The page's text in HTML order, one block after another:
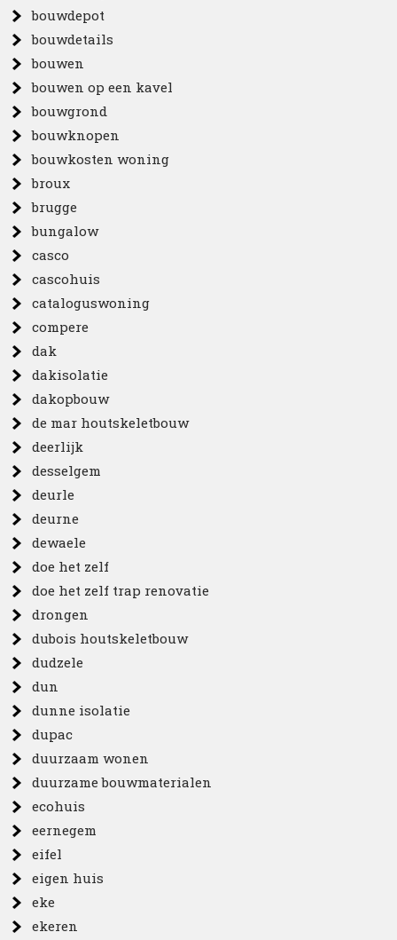
bouwdepot
bouwdetails
bouwen
bouwen op een kavel
bouwgrond
bouwknopen
bouwkosten woning
broux
brugge
bungalow
casco
cascohuis
cataloguswoning
compere
dak
dakisolatie
dakopbouw
de mar houtskeletbouw
deerlijk
desselgem
deurle
deurne
dewaele
doe het zelf
doe het zelf trap renovatie
drongen
dubois houtskeletbouw
dudzele
dun
dunne isolatie
dupac
duurzaam wonen
duurzame bouwmaterialen
ecohuis
eernegem
eifel
eigen huis
eke
ekeren